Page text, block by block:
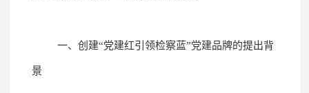
一、创建“党建红引领检察蓝”党建品牌的提出背
景